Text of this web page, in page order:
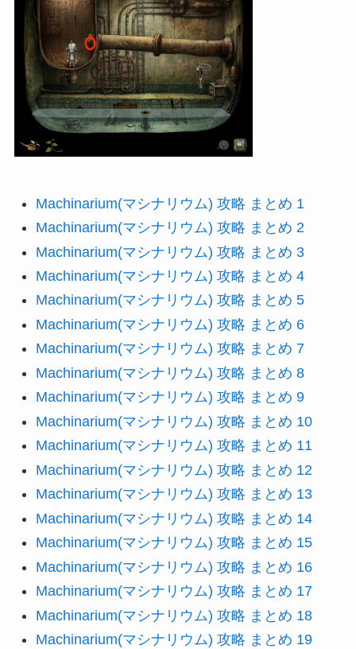
Machinarium(マシナリウム) 攻略 まとめ 1
Machinarium(マシナリウム) 攻略 まとめ 2
Machinarium(マシナリウム) 攻略 まとめ 3
Machinarium(マシナリウム) 攻略 まとめ 4
Machinarium(マシナリウム) 攻略 まとめ 5
Machinarium(マシナリウム) 攻略 まとめ 6
Machinarium(マシナリウム) 攻略 まとめ 7
Machinarium(マシナリウム) 攻略 まとめ 8
Machinarium(マシナリウム) 攻略 まとめ 9
Machinarium(マシナリウム) 攻略 まとめ 10
Machinarium(マシナリウム) 攻略 まとめ 11
Machinarium(マシナリウム) 攻略 まとめ 12
Machinarium(マシナリウム) 攻略 まとめ 13
Machinarium(マシナリウム) 攻略 まとめ 14
Machinarium(マシナリウム) 攻略 まとめ 15
Machinarium(マシナリウム) 攻略 まとめ 16
Machinarium(マシナリウム) 攻略 まとめ 17
Machinarium(マシナリウム) 攻略 まとめ 18
Machinarium(マシナリウム) 攻略 まとめ 19